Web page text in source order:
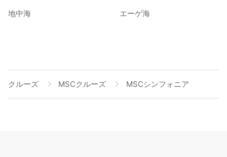
地中海 エーゲ海
クルーズ MSCクルーズ MSCシンフォニア